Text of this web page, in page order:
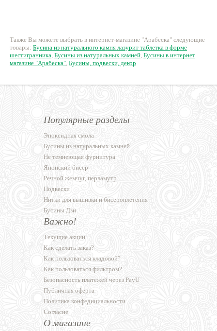
Также Вы можете выбрать в интернет-магазине "Арабеска" следующие
товары: Бусина из натурального камня лазурит таблетка в форме
шестигранника, Бусины из натуральных камней, Бусины в интернет
магазине "Арабеска", Бусины, подвески, декор
Популярные разделы
Эпоксидная смола
Бусины из натуральных камней
Не темнеющая фурнитура
Японский бисер
Речной жемчуг, перламутр
Подвески
Нитки для вышивки и бисероплетения
Бусины Дзи
Важно!
Текущие акции
Как сделать заказ?
Как пользоваться кладовой?
Как пользоваться фильтром?
Безопасность платежей через PayU
Публичная оферта
Политика конфедициальности
Согласие
О магазине